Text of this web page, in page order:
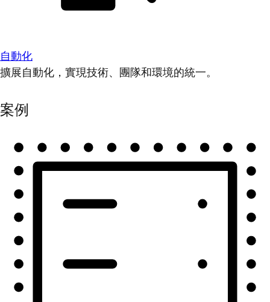
自動化
擴展自動化，實現技術、團隊和環境的統一。
案例